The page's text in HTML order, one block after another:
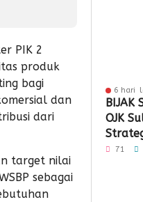
PIK 2
produk
bagi
dan
dari
target nilai
sebagai
6 hari
BIJAK
OJK
71